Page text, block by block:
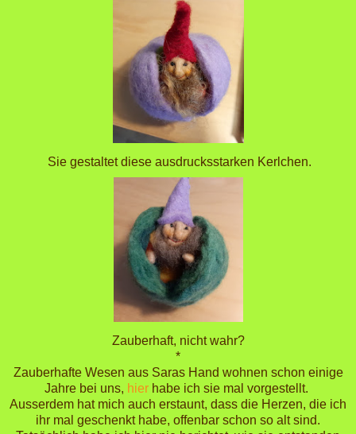
Sie gestaltet diese ausdrucksstarken Kerlchen.
Zauberhaft, nicht wahr?
*
Zauberhafte Wesen aus Saras Hand wohnen schon einige
Jahre bei uns, hier habe ich sie mal vorgestellt.
Ausserdem hat mich auch erstaunt, dass die Herzen, die ich
ihr mal geschenkt habe, offenbar schon so alt sind.